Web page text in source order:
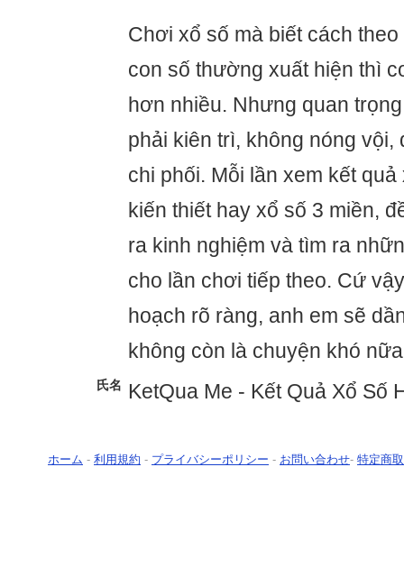
Chơi xổ số mà biết cách
con số thường xuất hiện thì
hơn nhiều. Nhưng quan
phải kiên trì, không nóng vội,
chi phối. Mỗi lần xem kết
kiến thiết hay xổ số 3 miền,
ra kinh nghiệm và tìm ra
cho lần chơi tiếp theo. Cứ
hoạch rõ ràng, anh em sẽ
không còn là chuyện khó
氏名 KetQua Me - Kết Quả Xổ Số
ホーム - 利用規約 - プライバシーポリシー - お問い合わせ- 特定商